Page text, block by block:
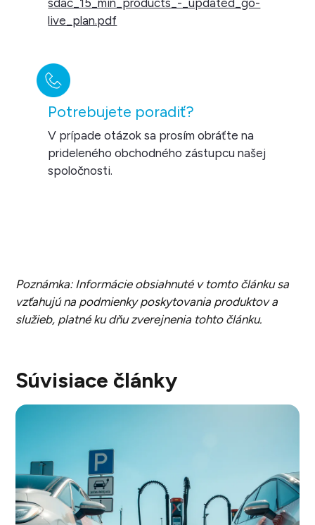
sdac_15_min_products_-_updated_go-
live_plan.pdf
Potrebujete poradiť?
V prípade otázok sa prosím obráťte na
prideleného obchodného zástupcu našej
spoločnosti.
Poznámka: Informácie obsiahnuté v tomto článku sa
vzťahujú na podmienky poskytovania produktov a
služieb, platné ku dňu zverejnenia tohto článku.
Súvisiace články